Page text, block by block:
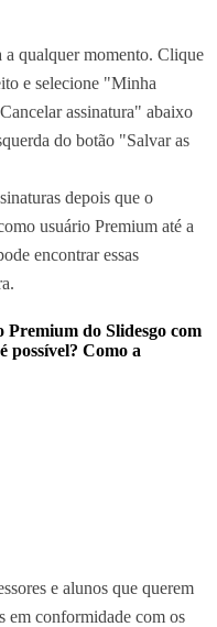
a qualquer momento. Clique
e selecione "Minha
assinatura" abaixo
do botão "Salvar as
depois que o
usuário Premium até a
encontrar essas
Premium do Slidesgo com
possível? Como a
e alunos que querem
em conformidade com os